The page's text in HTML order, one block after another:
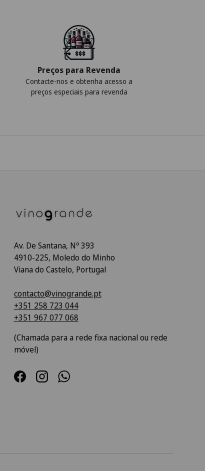
Preços para Revenda
Contacte-nos e obtenha acesso a
preços especiais para revenda
Av. De Santana, Nº 393
4910-225, Moledo do Minho
Viana do Castelo, Portugal
contacto@vinogrande.pt
+351 258 723 044
+351 967 077 068
(Chamada para a rede fixa nacional ou rede
móvel)
FacebookInstagramWhatsApp